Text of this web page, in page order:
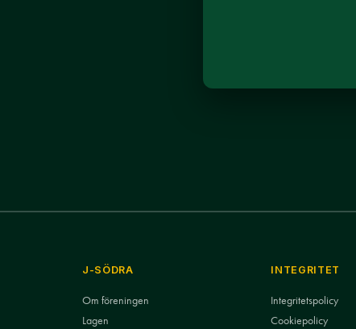
J-SÖDRA
Om föreningen
Lagen
INTEGRITET
Integritetspolicy
Cookiepolicy